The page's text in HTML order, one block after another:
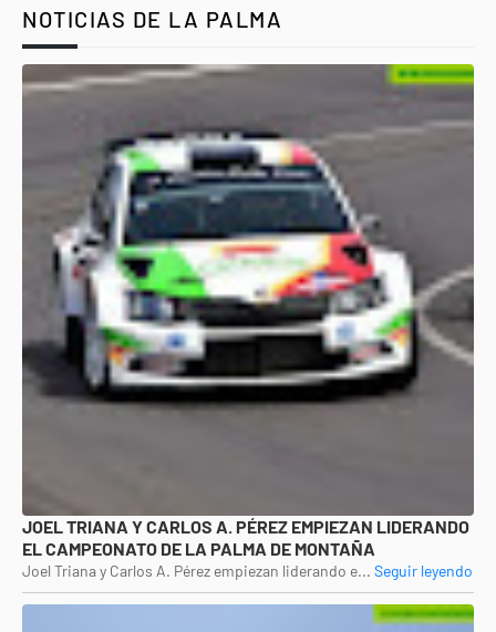
NOTICIAS DE LA PALMA
JOEL TRIANA Y CARLOS A. PÉREZ EMPIEZAN LIDERANDO
EL CAMPEONATO DE LA PALMA DE MONTAÑA
Joel Triana y Carlos A. Pérez empiezan liderando e... Seguir leyendo